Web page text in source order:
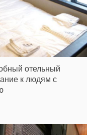
отельный
к людям с